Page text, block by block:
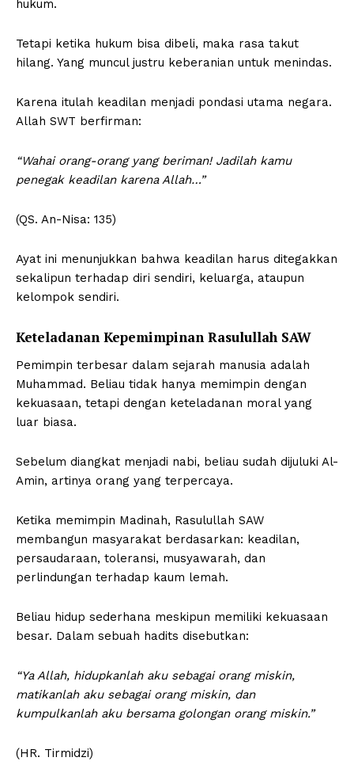
hukum.
Tetapi ketika hukum bisa dibeli, maka rasa takut
hilang. Yang muncul justru keberanian untuk menindas.
Karena itulah keadilan menjadi pondasi utama negara.
Allah SWT berfirman:
“Wahai orang-orang yang beriman! Jadilah kamu
penegak keadilan karena Allah…”
(QS. An-Nisa: 135)
Ayat ini menunjukkan bahwa keadilan harus ditegakkan
sekalipun terhadap diri sendiri, keluarga, ataupun
kelompok sendiri.
Keteladanan Kepemimpinan Rasulullah SAW
Pemimpin terbesar dalam sejarah manusia adalah
Muhammad. Beliau tidak hanya memimpin dengan
kekuasaan, tetapi dengan keteladanan moral yang
luar biasa.
Sebelum diangkat menjadi nabi, beliau sudah dijuluki Al-
Amin, artinya orang yang terpercaya.
Ketika memimpin Madinah, Rasulullah SAW
membangun masyarakat berdasarkan: keadilan,
persaudaraan, toleransi, musyawarah, dan
perlindungan terhadap kaum lemah.
Beliau hidup sederhana meskipun memiliki kekuasaan
besar. Dalam sebuah hadits disebutkan:
“Ya Allah, hidupkanlah aku sebagai orang miskin,
matikanlah aku sebagai orang miskin, dan
kumpulkanlah aku bersama golongan orang miskin.”
(HR. Tirmidzi)